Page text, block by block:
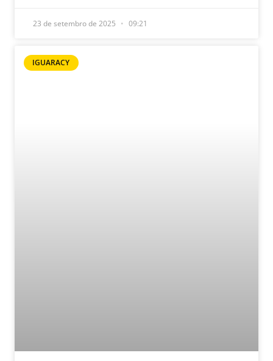
23 de setembro de 2025 09:21
IGUARACY